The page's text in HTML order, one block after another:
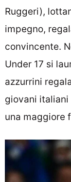
Ruggeri),
impegno,
convincente.
Under 17 si
azzurrini
giovani
una maggiore